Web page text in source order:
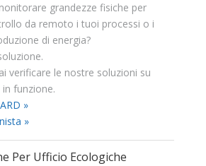
grandezze fisiche per
da remoto i tuoi processi o i
di energia?
verificare le nostre soluzioni su
funzione.
»
»
Per Ufficio Ecologiche